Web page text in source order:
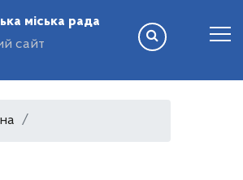
міська рада
сайт